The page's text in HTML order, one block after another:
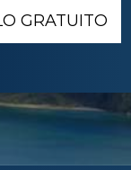
GRATUITO